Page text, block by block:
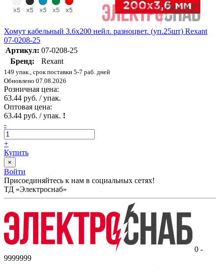
Хомут кабельный 3.6х200 нейл. разноцвет. (уп.25шт) Rexant
07-0208-25
Артикул: 07-0208-25
Бренд:
Rexant
149 упак., срок поставки 5-7 раб. дней
Обновлено 07.08.2026
Розничная цена:
63.44 руб. / упак.
Оптовая цена:
63.44 руб. / упак. !
-
+
Купить
×
Войти
Присоединяйтесь к нам в социальных сетях!
ТД «Электроснаб»
0 -
9999999